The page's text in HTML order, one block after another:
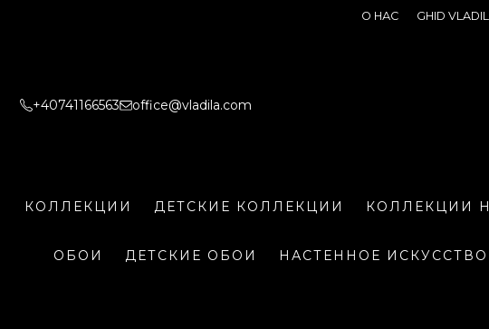
О НАС GHID
+40741166563 office@vladila.com
КОЛЛЕКЦИИ ДЕТСКИЕ КОЛЛЕКЦИИ КОЛЛЕКЦИИ
ОБОИ ДЕТСКИЕ ОБОИ НАСТЕННОЕ ИСКУССТВО